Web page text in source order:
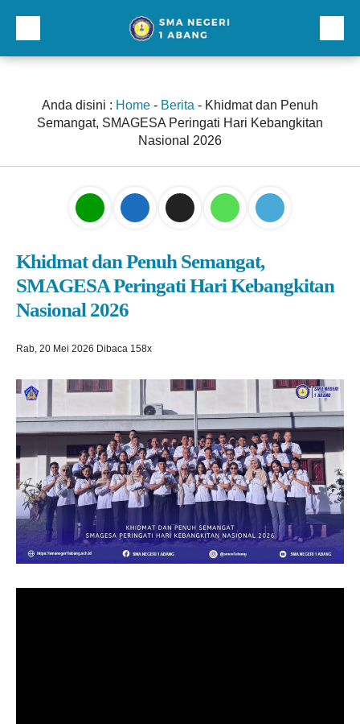
Profil
Galeri
Kurikulum dan Kesiswaan
Lainnnya
Anda disini : Home - Berita - Khidmat dan Penuh
Semangat, SMAGESA Peringati Hari Kebangkitan
Nasional 2026
Khidmat dan Penuh Semangat,
SMAGESA Peringati Hari Kebangkitan
Nasional 2026
Rab, 20 Mei 2026 Dibaca 158x